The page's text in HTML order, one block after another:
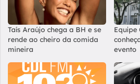
Taís Araújo chega a BH e se
rende ao cheiro da comida
mineira
Equipe
evento